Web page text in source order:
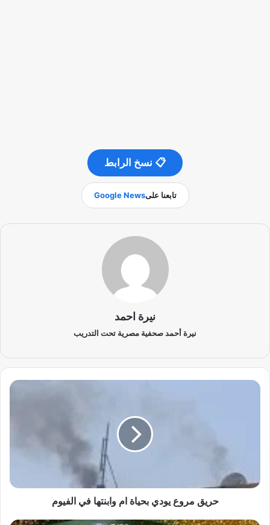
📋 نسخ الرابط
تابعنا علىGoogle News
نيرة احمد
نيرة أحمد صحفية مصرية تحت التدريب
ح
ي
حريق مروع يودي بحياة ام وابنتها في الفيوم